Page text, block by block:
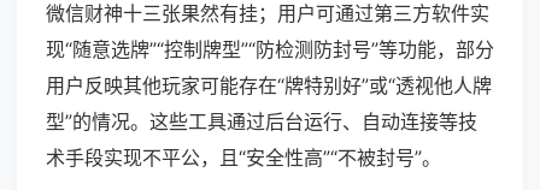
微信财神十三张果然有挂；用户可通过第三方软件实
现“随意选牌”“控制牌型”“防检测防封号”等功能，部分
用户反映其他玩家可能存在“牌特别好”或“透视他人牌
型”的情况。这些工具通过后台运行、自动连接等技
术手段实现不平公，且“安全性高”“不被封号”。